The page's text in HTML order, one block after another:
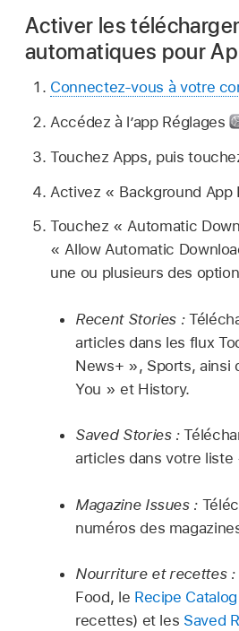
Activer les
automatiques pour
Connectez-vous à votre
Accédez à l’app Réglages
Touchez Apps, puis
Activez « Background App
Touchez « Automatic
« Allow Automatic
une ou plusieurs des
Recent Stories :
articles dans les flux
News+ », Sports, ainsi
You » et History.
Saved Stories :
articles dans votre
Magazine Issues :
numéros des
Nourriture et recettes :
Food, le Recipe Catalog
recettes) et les Saved